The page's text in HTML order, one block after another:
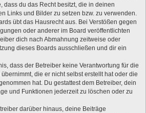
dass du das Recht besitzt, die in deinen
Links und Bilder zu setzen bzw. zu verwenden.
übt das Hausrecht aus. Bei Verstößen gegen
oder anderer im Board veröffentlichten
dich nach Abmahnung zeitweise oder
dieses Boards ausschließen und dir ein
dass der Betreiber keine Verantwortung für die
die er nicht selbst erstellt hat oder die
hat. Du gestattest dem Betreiber, dein
und Funktionen jederzeit zu löschen oder zu
darüber hinaus, deine Beiträge